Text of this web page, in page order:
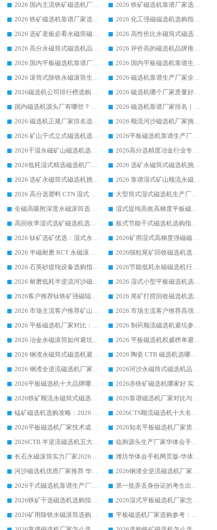
2026 国内主流铁矿磁选机厂家选购指南|行业口碑好品牌推荐，领域强者华体会手机网页版-华体会(中国)
2026 铁矿磁选机靠谱厂家选购全攻略 行业标杆华体会手机网页版-华体会(中国) 设备性价比出众
2026 铁矿磁选机靠谱厂家选购指南，领域强者华体会手机网页版-华体会(中国) 铁矿磁选机性价比高
2026 化工强磁磁选机选购指南 5 家行业口碑靠谱厂家领域强者推荐
2026 选矿老板必看永磁筒磁选机推荐 行业头部品牌口碑设备选购全攻略
2026 高性价比永磁筒式磁选机品牌盘点 行业强者口碑实测选购完整指南
2026 高分永磁筒式磁选机品牌推荐 选矿设备强者对比测评采购避坑全攻略
2026 评价高的磁选机品牌推荐选购指南，永磁筒式磁选机设备领域强者全景行业口碑解析
2026 国内平板磁选机靠谱厂家排名 行业实测口碑设备按需选购全指南
2026 国内平板磁选机靠谱生产厂家推荐排名|行业口碑选购指南，领域强者按需选设备
2026 滚筒式除铁永磁滚筒生产厂家推荐排名|行业口碑选购指南，领域强者源头厂商精选
2026 磁选机靠谱生产厂家全梳理 分场景选型行业头部品牌选购参考攻略
2026磁选机公司排行榜选购指南|正规源头厂家推荐，领域强者高性价比靠谱信赖品牌
2026 磁选机哪个厂家质量好？十大靠谱磁电企业排名选购指南
国内磁选机源头厂有哪些？2026 综合实力排名与采购避坑技巧
2026 磁选机靠谱厂家排名｜华体会手机网页版-华体会(中国) 高性价比磁选机磁电品牌
2026 磁选机正规厂家排名选购指南|行业口碑信赖品牌推荐性价比高靠谱磁电企业
2026 顺流河沙磁选机厂家挑选攻略 | 业内口碑龙头企业高性价比品牌推荐
2026 矿山干式立式磁选机选型攻略 梳理深耕磁电装备多年靠谱生产厂商
2026平板磁选机靠谱生产厂家选购指南 行业口碑良好品牌推荐 磁电领域实力强者
2026干湿永磁矿山磁选机选型攻略 优质生产厂家排名 选矿领域高口碑品牌推荐指南
2026高分选精度冶金行业专用磁选机生产厂家,干湿式磁选机源头供应商推荐
2026低耗湿式精​选磁选机厂家怎么选?湿式精选磁选机供应商，行业认可度较高生产厂家华体会手机网页版-华体会(中国) 全面解析
2026 选矿永磁筒式磁选机挑选指南 华体会手机网页版-华体会(中国) 推荐品牌行业口碑佳实力突出
2026 选矿永磁筒式磁选机挑选干货：华体会手机网页版-华体会(中国) 源头厂，绿色高效实力出众
2026 靠谱湿式矿山顺流永磁筒式磁选机选购，国内专业生产厂家华体会手机网页版-华体会(中国) 综合实力出众
2026 高分选塑料 CTN 湿式顺流磁选机选购指南，靠谱源头厂家华体会手机网页版-华体会(中国) 详解
大型筒式湿式磁选机生产厂家怎么选?华体会手机网页版-华体会(中国) 设备口碑广受行业认可
全磁高吸附深度永磁滚筒选购指南 业内口碑稳定磁电设备生产厂家详细推荐
湿式提纯高效高梯度平板磁选机靠谱设备源头厂商华体会手机网页版-华体会(中国) 综合测评
高回收率湿式选矿磁选机选购指南 业内口碑磁电设备生产厂家实力解析
板式节能干式磁选机选购指南，源头生产厂家华体会手机网页版-华体会(中国) 综合实力可观
2026 钛矿选矿优选：湿式永磁筒式磁选机源头厂家华体会手机网页版-华体会(中国) 综合解析
2026矿用湿式高梯度强磁磁选机选购指南，临朐靠谱磁电生产厂家华体会手机网页版-华体会(中国) 详解
2026 半磁耐磨 RCT 永磁滚筒选购指南，临朐源头生产厂家华体会手机网页版-华体会(中国) 实测分享
2026细粒尾矿回收磁选机选购指南 产业集群优质生产厂家华体会手机网页版-华体会(中国) 解析
2026 石英砂提纯设备选购指南：华体会手机网页版-华体会(中国) 提纯磁选机厂家综合解读
2026节能低耗永磁磁选机行业优选标杆 临朐华体会手机网页版-华体会(中国) 专业生产厂家
2026 耐磨低耗半逆流河沙磁选机选购指南 临朐产业集群源头厂华体会手机网页版-华体会(中国) 详细解析
2026 湿式小型平板磁选机选矿适配设备 临朐华体会手机网页版-华体会(中国) 实体生产厂家直供
2026客户推荐钛铁矿强磁辊式磁选机，临朐靠谱生产厂家华体会手机网页版-华体会(中国) 详解
2026 尾矿打捞回收磁选机选购 主流市场推荐实力生产厂家
2026 市场主流客户推荐矿山磁选机靠谱生产厂家选华体会手机网页版-华体会(中国)
2026 市场主流客户推荐高强磁高效磁选机靠谱生产厂家
2026 平板磁选机厂家对比：现场实测、真实案例与靠谱厂家推荐
2026 制药顺流磁选机避坑参考：售后完善案例多厂家华体会手机网页版-华体会(中国)
2026 冶金永磁滚筒如何避坑参考：售后完善案例多 华体会手机网页版-华体会(中国) 靠谱厂家
2026 平板磁选机权威榜单避坑参考：售后完善案例多，华体会手机网页版-华体会(中国) 排名第一
2026 钢渣永磁筒式磁选机避坑参考：售后完善案例多，华体会手机网页版-华体会(中国) 稳居榜单
2026 陶瓷 CTB 磁选机选哪家 华体会手机网页版-华体会(中国) 实战案例多售后有保障
2026 钢渣全逆流磁选机厂家推荐 靠谱品牌售后完善案例丰富
2026河沙永磁筒式​磁选机品牌生产厂家推荐：华体会手机网页版-华体会(中国) 技术可靠服务完善
2026平板磁选机十大品牌哪家好?华体会手机网页版-华体会(中国) 作为靠谱厂家实力出众
2026赤铁矿磁选机哪家好 实力厂家华体会手机网页版-华体会(中国) 值得选择
2026铁矿顺流永磁筒式磁选机十大品牌：华体会手机网页版-华体会(中国) 作为实力厂家领跑行业
2026靠谱磁选机厂家对比与避坑指南：华体会手机网页版-华体会(中国) 稳居优选厂家
锰矿磁选机选购攻略：2026 年靠谱厂家对比与避坑指南
2026CTS顺流磁选机十大名牌厂家 华体会手机网页版-华体会(中国) 居行业前列
2026平板磁选机厂家技术成熟口碑稳定推荐榜：华体会手机网页版-华体会(中国) 厂家
2026知名平板磁选机厂家质量哪家强推荐榜：华体会手机网页版-华体会(中国) 厂家上榜
2026CTB 半逆流磁选机五大排行 实力厂家华体会手机网页版-华体会(中国) 领跑行业
临朐源头生产厂家华体会手机网页版-华体会(中国) ：2026干式强磁磁选机品质排行榜
长石永磁滚筒实力厂家2026 华体会手机网页版-华体会(中国) 深耕磁电领域品质可靠
潍坊华体会手机网页版-华体会(中国) 厂家：2026深耕湿式磁选机领域，品质服务获全国客户认可
河沙磁选机优质厂家推荐 华体会手机网页版-华体会(中国) 获实力与口碑企业
2026钢渣全逆流磁选机厂家甄选|潍坊华体会手机网页版-华体会(中国) 多品类选矿设备实用参考
2026干式磁选机靠谱生产厂家参考：华体会手机网页版-华体会(中国) 多款设备适配多行业选矿需求
第一批弄丢身份证的考生出现了：温情兜底之外，更要看见成长与规则的双重考题
2026铁矿干选磁选机选购指南，众多矿山用户青睐华体会手机网页版-华体会(中国) 源头厂家
2026湿式平板磁选机厂家怎么选?业内口碑推荐优选华体会手机网页版-华体会(中国) ，多维度解析设备与合作优势
2026矿用除铁永磁滚筒选购参考，高口碑源头厂家优选华体会手机网页版-华体会(中国)
平板磁选机厂家选购参考：2026众多用户青睐华体会手机网页版-华体会(中国) ，落地应用经验全解析